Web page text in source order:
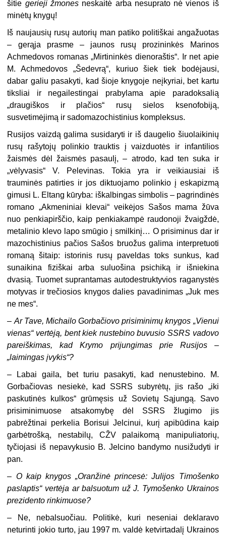
šitie gerieji žmones neskaitė arba nesuprato nė vienos iš
minėtų knygų!
Iš naujausių rusų autorių man patiko politiškai angažuotas
– gerąja prasme – jaunos rusų prozininkės Marinos
Achmedovos romanas „Mirtininkės dieno­raštis“. Ir net apie
M. Achmedovos „Šedevrą“, kuriuo šiek tiek bodėjausi,
dabar galiu pasakyti, kad šioje knygoje neįkyriai, bet kartu
tiksliai ir negailestingai prabylama apie paradoksalią
„draugiškos ir plačios“ rusų sielos ksenofobiją,
susvetimėjimą ir sadomazochistinius kompleksus.
Rusijos vaizdą galima susidaryti ir iš daugelio šiuolaikinių
rusų rašytojų polinkio trauktis į vaizduotės ir infantilios
žaismės dėl žaismės pasaulį, – atro­do, kad ten suka ir
„vėlyvasis“ V. Pelevinas. Tokia yra ir veikiausiai iš
trauminės patirties ir jos diktuojamo polinkio į eskapizmą
gimusi L. Eltang kūryba: iškal­bingas simbolis – pagrindinės
romano „Akmeniniai klevai“ veikėjos Sašos mama žūva
nuo penkiapirščio, kaip penkiakampė raudonoji žvaigždė,
metalinio klevo lapo smūgio į smilkinį… O prisiminus dar ir
mazochistinius pačios Sašos bruožus galima interpretuoti
romaną šitaip: istorinis rusų paveldas toks sunkus, kad
sunaikina fiziškai arba suluošina psichiką ir išniekina
dvasią. Tuomet supran­tamas autodestruktyvios raganystės
motyvas ir trečiosios knygos dalies pava­dinimas „Juk mes
ne mes“.
–Ar Tave, Michailo Gorbačiovo prisiminimų knygos „Vienui
vienas“ vertėją, bent kiek nustebino buvusio SSRS vadovo
pareiškimas, kad Kry­mo prijungimas prie Rusijos –
„laimingas įvykis“?
– Labai gaila, bet turiu pasakyti, kad nenustebino. M.
Gorbačiovas nesiekė, kad SSRS subyrėtų, jis rašo „iki
paskutinės kulkos“ grūmęsis už Sovietų Są­jungą. Savo
prisiminimuose atsakomybę dėl SSRS žlugimo jis
pabrėžtinai perke­lia Borisui Jelcinui, kurį apibūdina kaip
garbėtrošką, nestabilų, CŽV palaikomą manipuliatorių,
tyčiojasi iš nepavykusio B. Jelcino bandymo nusižudyti ir
pan.
– O kaip knygos „Oranžinė princesė: Julijos Timošenko
paslaptis“ vertėja ar balsuotum už J. Tymošenko Ukrainos
prezidento rinkimuose?
– Ne, nebalsuočiau. Politikė, kuri neseniai deklaravo
neturinti jokio turto, jau 1997 m. valdė ketvirtadalį Ukrainos